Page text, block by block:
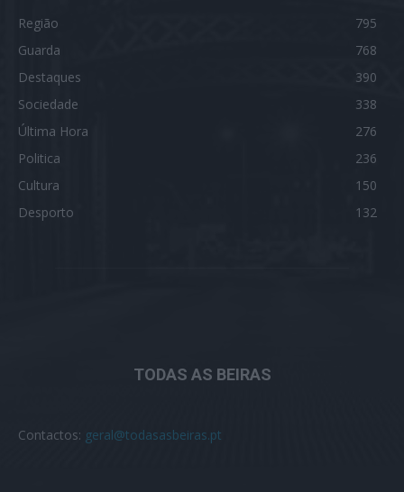
Região
795
Guarda
768
Destaques
390
Sociedade
338
Última Hora
276
Politica
236
Cultura
150
Desporto
132
TODAS AS BEIRAS
Contactos: geral@todasasbeiras.pt